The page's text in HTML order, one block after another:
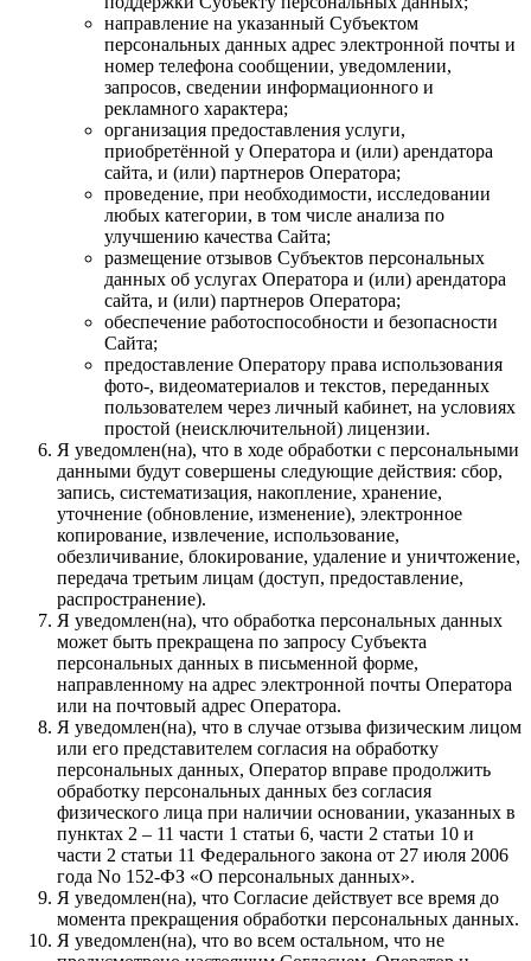
направление на указанный Субъектом
персональных данных адрес электронной почты и
номер телефона сообщении, уведомлении,
запросов, сведении информационного и
рекламного характера;
организация предоставления услуги,
приобретённой у Оператора и (или) арендатора
сайта, и (или) партнеров Оператора;
проведение, при необходимости, исследовании
любых категории, в том числе анализа по
улучшению качества Сайта;
размещение отзывов Субъектов персональных
данных об услугах Оператора и (или) арендатора
сайта, и (или) партнеров Оператора;
обеспечение работоспособности и безопасности
Сайта;
предоставление Оператору права использования
фото-, видеоматериалов и текстов, переданных
пользователем через личный кабинет, на условиях
простой (неисключительной) лицензии.
Я уведомлен(на), что в ходе обработки с персональными
данными будут совершены следующие действия: сбор,
запись, систематизация, накопление, хранение,
уточнение (обновление, изменение), электронное
копирование, извлечение, использование,
обезличивание, блокирование, удаление и уничтожение,
передача третьим лицам (доступ, предоставление,
распространение).
Я уведомлен(на), что обработка персональных данных
может быть прекращена по запросу Субъекта
персональных данных в письменной форме,
направленному на адрес электронной почты Оператора
или на почтовый адрес Оператора.
Я уведомлен(на), что в случае отзыва физическим лицом
или его представителем согласия на обработку
персональных данных, Оператор вправе продолжить
обработку персональных данных без согласия
физического лица при наличии основании, указанных в
пунктах 2 – 11 части 1 статьи 6, части 2 статьи 10 и
части 2 статьи 11 Федерального закона от 27 июля 2006
года No 152-ФЗ «О персональных данных».
Я уведомлен(на), что Согласие действует все время до
момента прекращения обработки персональных данных.
Я уведомлен(на), что во всем остальном, что не